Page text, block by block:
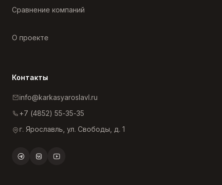
Сравнение компаний
О проекте
Контакты
info@karkasyaroslavl.ru
+7 (4852) 55-35-35
г. Ярославль, ул. Свободы, д. 1